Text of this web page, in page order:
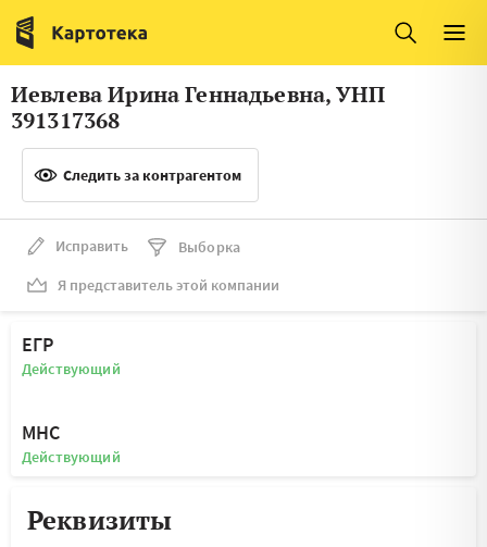
Италия
Люксембург
Литва
Латвия
Словения
Франция
Швеция
Мальта
Иевлева Ирина Геннадьевна, УНП
391317368
Следить за контрагентом
Исправить
Выборка
Я представитель этой компании
ЕГР
Действующий
МНС
Действующий
Реквизиты